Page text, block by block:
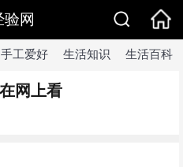
验网
手工爱好 生活知识 生活百科
网上看